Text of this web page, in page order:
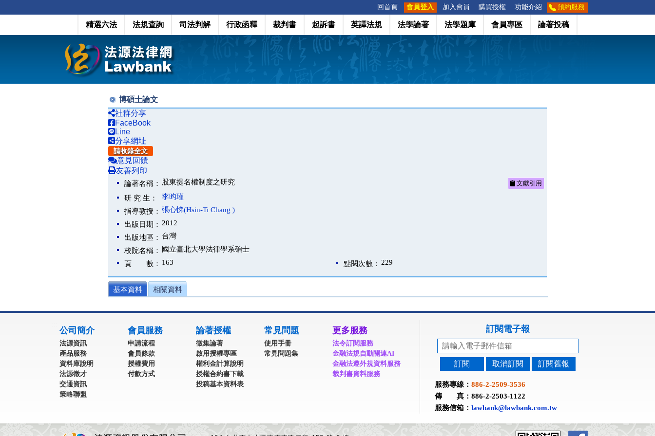
回首頁 會員登入 加入會員 購買授權 功能介紹 預約服務
精選六法 法規查詢 司法判解 行政函釋 裁判書 起訴書 英譯法規 法學論著 法學題庫 會員專區 論著投稿
博碩士論文
社群分享
FaceBook
Line
分享網址
請收錄全文
意見回饋
友善列印
論著名稱： 股東提名權制度之研究 文獻引用
研 究 生：
李昀瑾
指導教授： 張心悌(Hsin-Ti Chang )
出版日期： 2012
出版地區： 台灣
校院名稱：
國立臺北大學法律學系碩士
頁 數： 163 點閱次數： 229
基本資料 相關資料
公司簡介
法源資訊
產品服務
資料庫說明
法源徵才
交通資訊
策略聯盟
會員服務
申請流程
會員條款
授權費用
付款方式
論著授權
徵集論著
啟用授權專區
權利金計算說明
授權合約書下載
投稿基本資料表
常見問題
使用手冊
常見問題集
更多服務
法令訂閱服務
金融法規自動關連AI
金融法遵外規資料服務
裁判書資料服務
訂閱電子報
訂閱 取消訂閱 訂閱舊報
服務專線： 886-2-2509-3536
傳 真：886-2-2503-1122
服務信箱： lawbank@lawbank.com.tw